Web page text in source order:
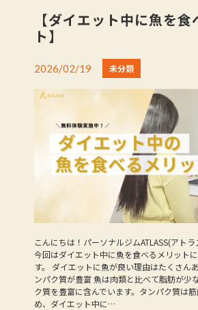
【ダイエット中に魚を
ト】
2026/02/19 未分類
こんにちは！パーソナルジムATLASS(アト
今回はダイエット中に魚を食べるメリット
す。 ダイエットに魚が良い理由はたくさん
ンパク質が豊富 魚は肉類と比べて脂肪が少
ク質を豊富に含んでいます。タンパク質は
め、ダイエット中に…